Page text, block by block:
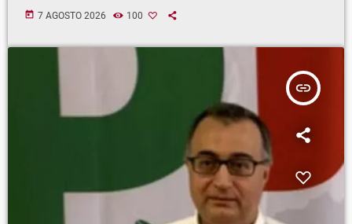
today 7 AGOSTO 2026 100
insert_link